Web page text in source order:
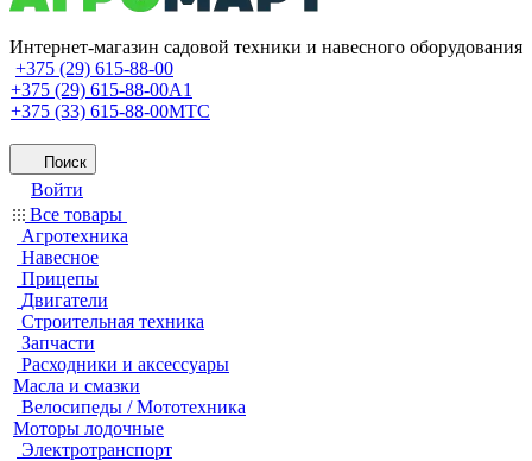
Интернет-магазин садовой техники и навесного оборудования
+375 (29) 615-88-00
+375 (29) 615-88-00A1
+375 (33) 615-88-00МТС
Поиск
Войти
Все товары
Агротехника
Навесное
Прицепы
Двигатели
Строительная техника
Запчасти
Расходники и аксессуары
Масла и смазки
Велосипеды / Мототехника
Моторы лодочные
Электротранспорт